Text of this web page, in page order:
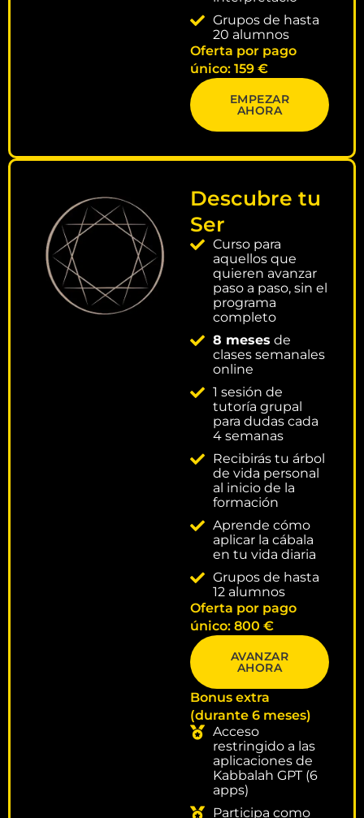
Grupos de hasta
20 alumnos
Oferta por pago
único: 159 €
EMPEZAR
AHORA
Descubre tu
Ser
Curso para
aquellos que
quieren avanzar
paso a paso, sin el
programa
completo
8 meses de
clases semanales
online
1 sesión de
tutoría grupal
para dudas cada
4 semanas
Recibirás tu árbol
de vida personal
al inicio de la
formación
Aprende cómo
aplicar la cábala
en tu vida diaria
Grupos de hasta
12 alumnos
Oferta por pago
único: 800 €
AVANZAR
AHORA
Bonus extra
(durante 6 meses)
Acceso
restringido a las
aplicaciones de
Kabbalah GPT (6
apps)
Participa como